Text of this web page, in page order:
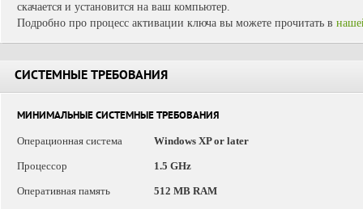
скачается и установится на ваш компьютер.
Подробно про процесс активации ключа вы можете прочитать в
СИСТЕМНЫЕ ТРЕБОВАНИЯ
МИНИМАЛЬНЫЕ СИСТЕМНЫЕ ТРЕБОВАНИЯ
Операционная система
Windows XP or later
Процессор 1.5 GHz
Оперативная память 512 MB RAM